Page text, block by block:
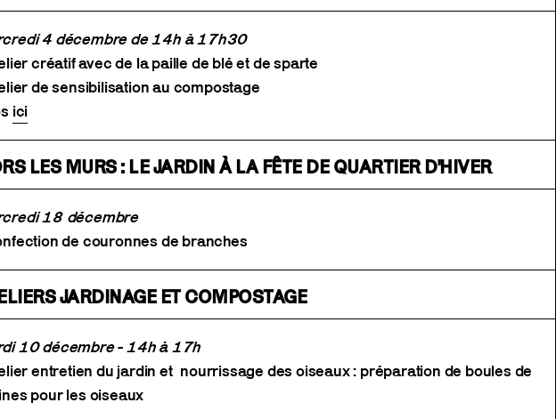
4 décembre de 14h à 17h30
créatif avec de la paille de blé et de sparte
de sensibilisation au compostage
ici
LES MURS : LE JARDIN À LA FÊTE DE QUARTIER D'HIVER
18 décembre
de couronnes de branches
JARDINAGE ET COMPOSTAGE
10 décembre - 14h à 17h
entretien du jardin et nourrissage des oiseaux : préparation de boules de
pour les oiseaux